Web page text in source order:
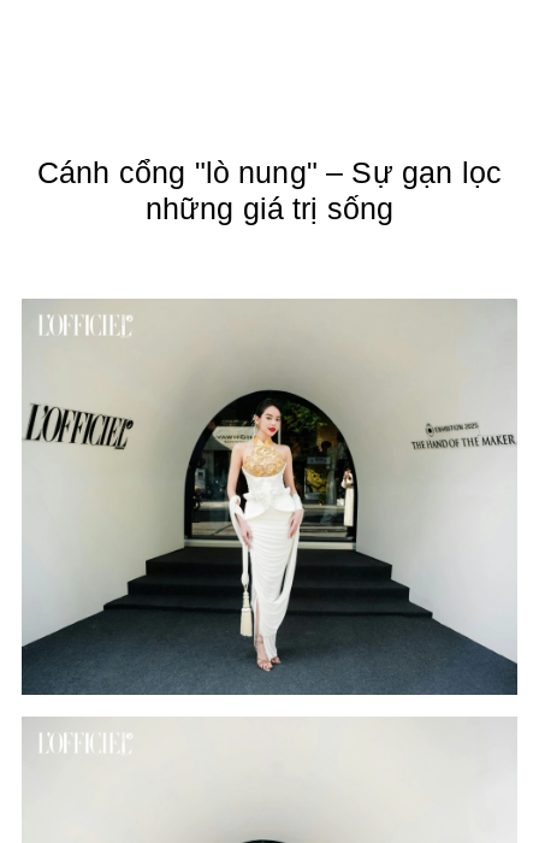
Cánh cổng "lò nung" – Sự gạn lọc
những giá trị sống